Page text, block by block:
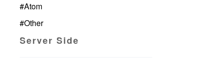
#Atom
#Other
Server Side